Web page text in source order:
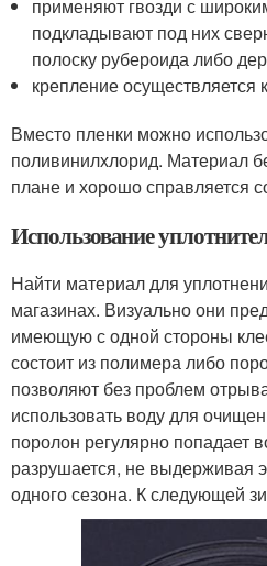
применяют гвозди с
подкладывают под них
полоску рубероида либо
крепление осуществляется
Вместо пленки можно
поливинилхлорид. Материал
плане и хорошо справляется
Использование
Найти материал для
магазинах. Визуально они
имеющую с одной стороны
состоит из полимера либо
позволяют без проблем
использовать воду для
поролон регулярно попадает
разрушается, не выдерживая
одного сезона. К следующей